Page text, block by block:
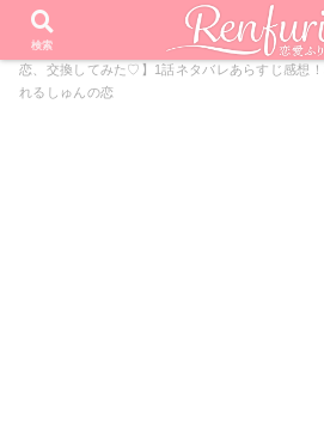
PR
ホーム ドラマ 2人の恋、交換
恋、交換してみた♡】1話ネタバレあらすじ感想
れるしゅんの恋
検索